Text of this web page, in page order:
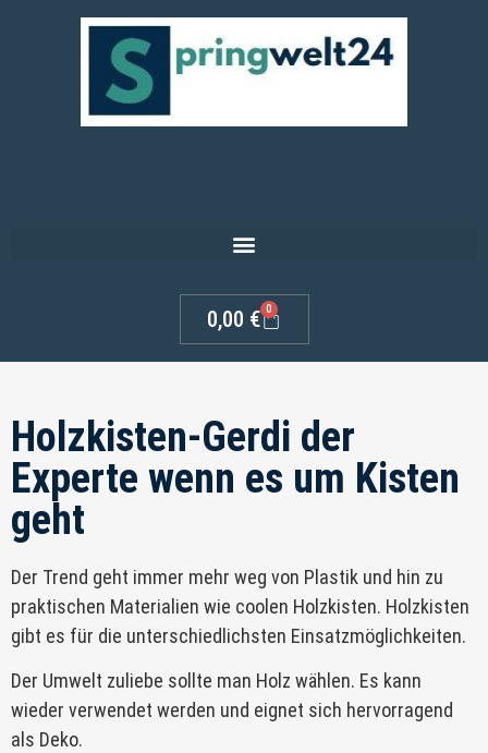
0,00 € 0
Holzkisten-Gerdi der
Experte wenn es um Kisten
geht
Der Trend geht immer mehr weg von Plastik und hin zu
praktischen Materialien wie coolen Holzkisten. Holzkisten
gibt es für die unterschiedlichsten Einsatzmöglichkeiten.
Der Umwelt zuliebe sollte man Holz wählen. Es kann
wieder verwendet werden und eignet sich hervorragend
als Deko.